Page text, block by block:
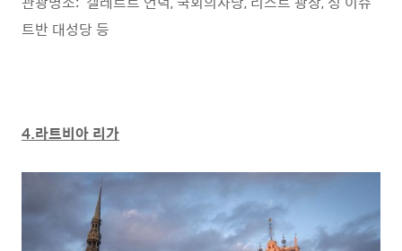
트반 대성당 등
4.라트비아 리가